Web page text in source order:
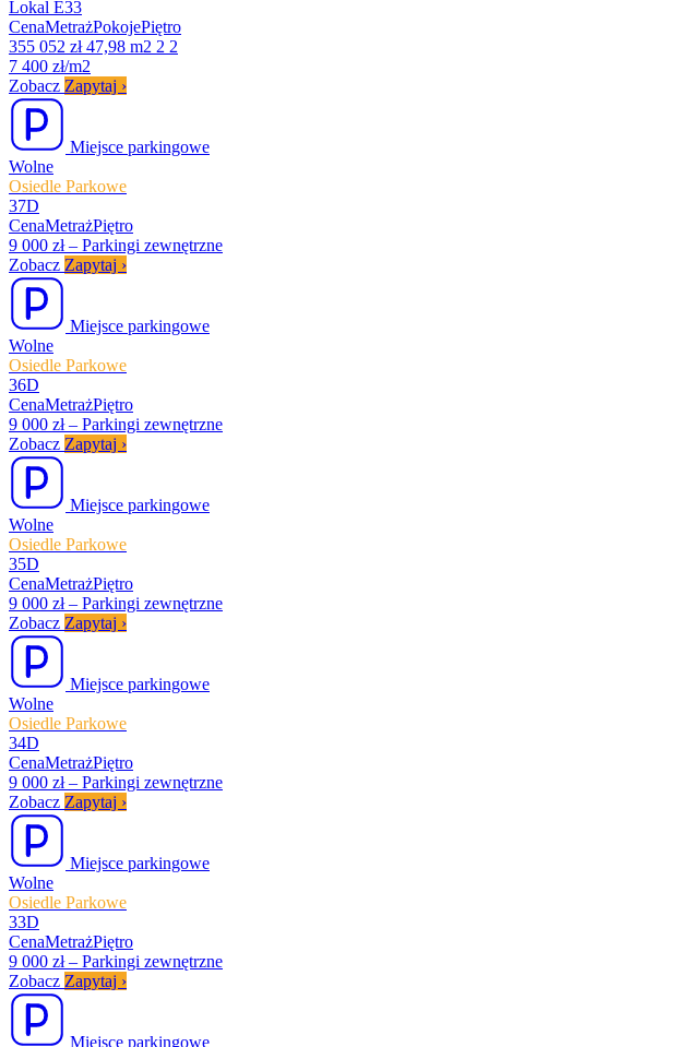
Lokal E33
CenaMetrażPokojePiętro
355 052 zł 47,98 m2 2 2
7 400 zł/m2
Zobacz Zapytaj ›
Miejsce parkingowe
Wolne
Osiedle Parkowe
37D
CenaMetrażPiętro
9 000 zł – Parkingi zewnętrzne
Zobacz Zapytaj ›
Miejsce parkingowe
Wolne
Osiedle Parkowe
36D
CenaMetrażPiętro
9 000 zł – Parkingi zewnętrzne
Zobacz Zapytaj ›
Miejsce parkingowe
Wolne
Osiedle Parkowe
35D
CenaMetrażPiętro
9 000 zł – Parkingi zewnętrzne
Zobacz Zapytaj ›
Miejsce parkingowe
Wolne
Osiedle Parkowe
34D
CenaMetrażPiętro
9 000 zł – Parkingi zewnętrzne
Zobacz Zapytaj ›
Miejsce parkingowe
Wolne
Osiedle Parkowe
33D
CenaMetrażPiętro
9 000 zł – Parkingi zewnętrzne
Zobacz Zapytaj ›
Miejsce parkingowe